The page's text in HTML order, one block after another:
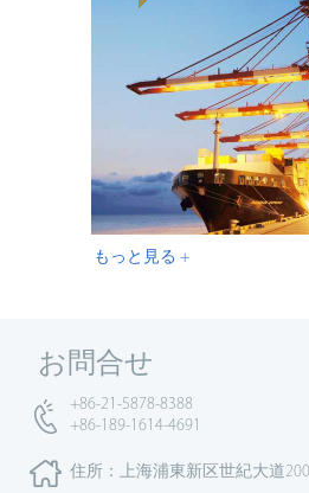
もっと見る +
お問合せ
+86-21-5878-8388
+86-189-1614-4691
住所：上海浦東新区世紀大道